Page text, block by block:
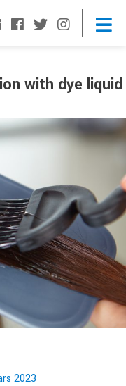
with dye liquid
2023